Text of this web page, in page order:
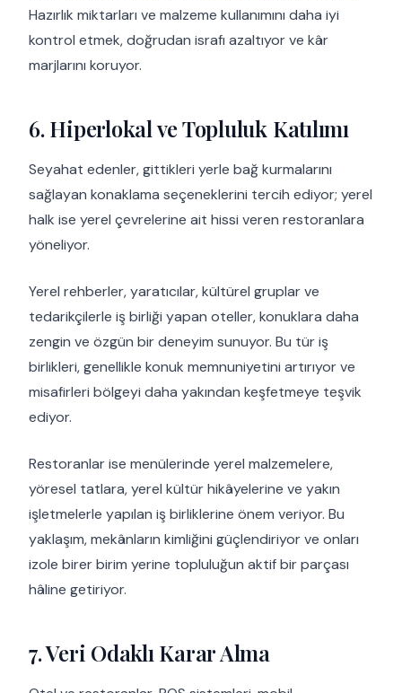
Hazırlık miktarları ve malzeme kullanımını daha iyi
kontrol etmek, doğrudan israfı azaltıyor ve kâr
marjlarını koruyor.
6. Hiperlokal ve Topluluk Katılımı
Seyahat edenler, gittikleri yerle bağ kurmalarını
sağlayan konaklama seçeneklerini tercih ediyor; yerel
halk ise yerel çevrelerine ait hissi veren restoranlara
yöneliyor.
Yerel rehberler, yaratıcılar, kültürel gruplar ve
tedarikçilerle iş birliği yapan oteller, konuklara daha
zengin ve özgün bir deneyim sunuyor. Bu tür iş
birlikleri, genellikle konuk memnuniyetini artırıyor ve
misafirleri bölgeyi daha yakından keşfetmeye teşvik
ediyor.
Restoranlar ise menülerinde yerel malzemelere,
yöresel tatlara, yerel kültür hikâyelerine ve yakın
işletmelerle yapılan iş birliklerine önem veriyor. Bu
yaklaşım, mekânların kimliğini güçlendiriyor ve onları
izole birer birim yerine topluluğun aktif bir parçası
hâline getiriyor.
7. Veri Odaklı Karar Alma